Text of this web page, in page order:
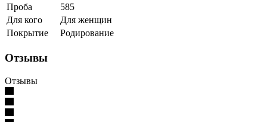
Проба
585
Для кого
Для женщин
Покрытие
Родирование
Отзывы
Отзывы